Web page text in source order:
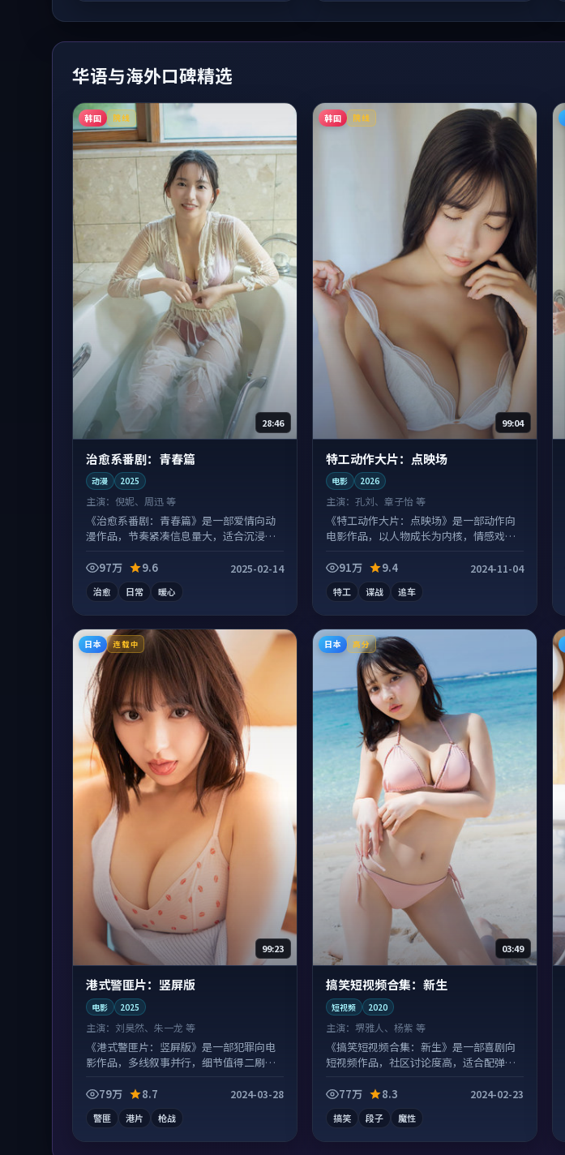
华语与海外口碑精选
韩国 院线
28:46
治愈系番剧：青春篇
动漫 2025
主演： 倪妮、周迅 等
《治愈系番剧：青春篇》是一部爱情向动
漫作品，节奏紧凑信息量大，适合沉浸式
97万
9.6 2025-02-14
治愈 日常 暖心
韩国 院线
99:04
特工动作大片：点映场
电影 2026
主演：孔刘、章子怡 等
《特工动作大片：点映场》是一部动作向
电影作品，以人物成长为内核，情感戏份
91万
9.4 2024-11-04
特工 谍战 追车
日本 连载中
99:23
港式警匪片：竖屏版
电影 2025
主演： 刘昊然、朱一龙 等
《港式警匪片：竖屏版》是一部犯罪向电
影作品，多线叙事并行，细节值得二刷回
79万
8.7 2024-03-28
警匪 港片 枪战
日本 高分
03:49
搞笑短视频合集：新生
短视频 2020
主演：堺雅人、杨紫 等
《搞笑短视频合集：新生》是一部喜剧向
短视频作品，社区讨论度高，适合配弹幕
77万
8.3 2024-02-23
搞笑 段子 魔性